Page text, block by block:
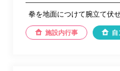
拳を地面につけて腕立て伏
施設内行事